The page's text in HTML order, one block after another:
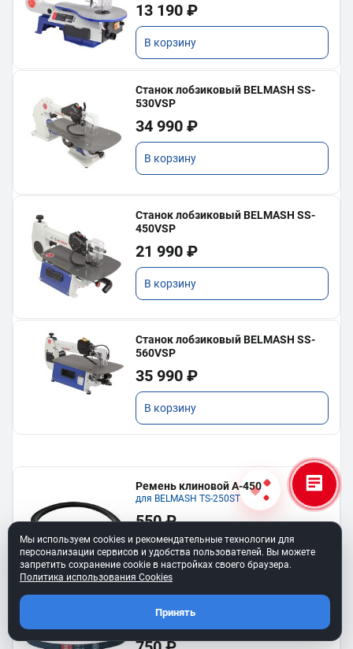
13 190 ₽
В корзину
Станок лобзиковый BELMASH SS-
530VSP
34 990 ₽
В корзину
Станок лобзиковый BELMASH SS-
450VSP
21 990 ₽
В корзину
Станок лобзиковый BELMASH SS-
560VSP
35 990 ₽
В корзину
Ремень клиновой A-450
для BELMASH TS-250SТ
550 ₽
В корзину
Ремень 6PJ610 для BELMASH BJM-
Мы используем cookies и рекомендательные технологии для
персонализации сервисов и удобства пользователей. Вы можете
запретить сохранение cookie в настройках своего браузера.
Политика использования Cookies
Принять